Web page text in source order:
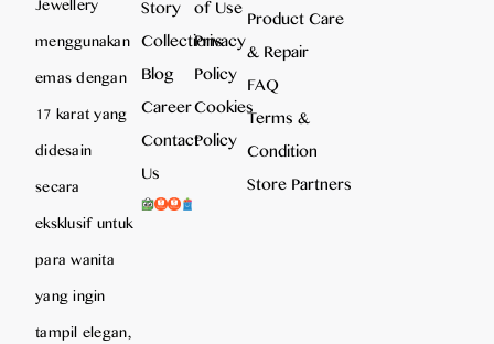
menggunakan
emas dengan
17 karat yang
didesain
secara
eksklusif untuk
para wanita
yang ingin
tampil elegan,
Story
Collections
Blog
Career
Contact
Us
of Use
Privacy
Policy
Cookies
Policy
Product Care
& Repair
FAQ
Terms &
Condition
Store Partners